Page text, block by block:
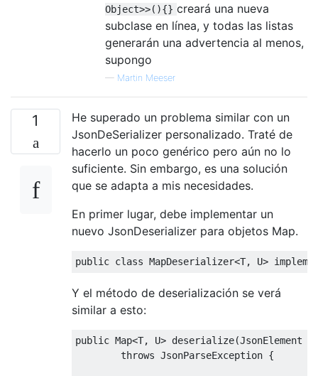
Object>>(){} creará una nueva
subclase en línea, y todas las listas
generarán una advertencia al menos,
supongo
— Martin Meeser
1
He superado un problema similar con un
JsonDeSerializer personalizado. Traté de
hacerlo un poco genérico pero aún no lo
suficiente. Sin embargo, es una solución
que se adapta a mis necesidades.
En primer lugar, debe implementar un
nuevo JsonDeserializer para objetos Map.
public class MapDeserializer<T, U>
Y el método de deserialización se verá
similar a esto:
public Map<T, U> deserialize(JsonElement
throws JsonParseException {